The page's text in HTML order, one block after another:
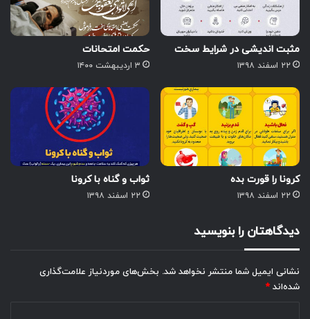
مثبت اندیشی در شرایط سخت
۲۲ اسفند ۱۳۹۸
حکمت امتحانات
۳ اردیبهشت ۱۴۰۰
کرونا را قورت بده
۲۲ اسفند ۱۳۹۸
ثواب و گناه با کرونا
۲۲ اسفند ۱۳۹۸
دیدگاهتان را بنویسید
نشانی ایمیل شما منتشر نخواهد شد. بخش‌های موردنیاز علامت‌گذاری
شده‌اند *